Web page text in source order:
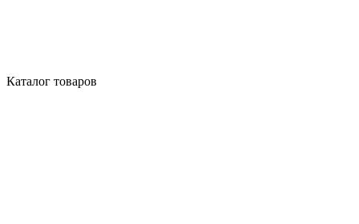
Каталог товаров